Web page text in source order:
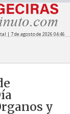
| 7 de agosto de 2026 04:46
y